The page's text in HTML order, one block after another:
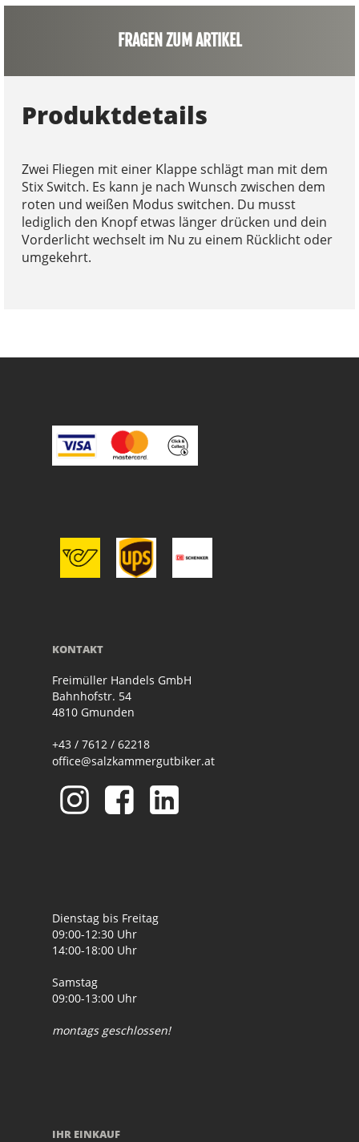
FRAGEN ZUM ARTIKEL
Produktdetails
Zwei Fliegen mit einer Klappe schlägt man mit dem
Stix Switch. Es kann je nach Wunsch zwischen dem
roten und weißen Modus switchen. Du musst
lediglich den Knopf etwas länger drücken und dein
Vorderlicht wechselt im Nu zu einem Rücklicht oder
umgekehrt.
KONTAKT
Freimüller Handels GmbH
Bahnhofstr. 54
4810 Gmunden
+43 / 7612 / 62218
office@salzkammergutbiker.at
Dienstag bis Freitag
09:00-12:30 Uhr
14:00-18:00 Uhr
Samstag
09:00-13:00 Uhr
montags geschlossen!
IHR EINKAUF